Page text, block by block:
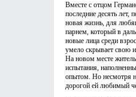
Вместе с отцом
последние десять лет,
новая жизнь, для
парнем, который в
новые лица среди
умело скрывает свою
На новом месте
испытания,
опытом. Но несмотря
дорогой ей любимый